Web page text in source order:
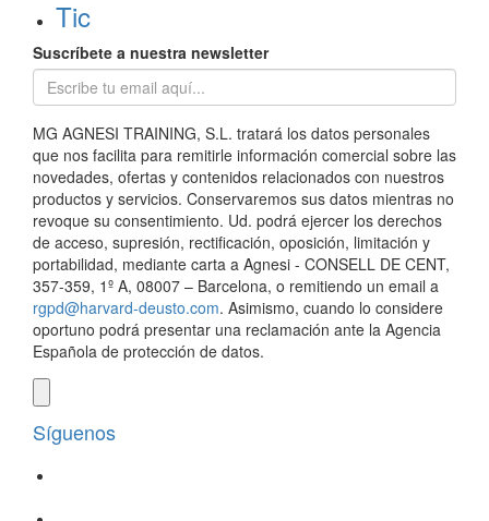
Tic
Suscríbete a nuestra newsletter
MG AGNESI TRAINING, S.L. tratará los datos personales
que nos facilita para remitirle información comercial sobre las
novedades, ofertas y contenidos relacionados con nuestros
productos y servicios. Conservaremos sus datos mientras no
revoque su consentimiento. Ud. podrá ejercer los derechos
de acceso, supresión, rectificación, oposición, limitación y
portabilidad, mediante carta a Agnesi - CONSELL DE CENT,
357-359, 1º A, 08007 – Barcelona, o remitiendo un email a
rgpd@harvard-deusto.com. Asimismo, cuando lo considere
oportuno podrá presentar una reclamación ante la Agencia
Española de protección de datos.
Síguenos